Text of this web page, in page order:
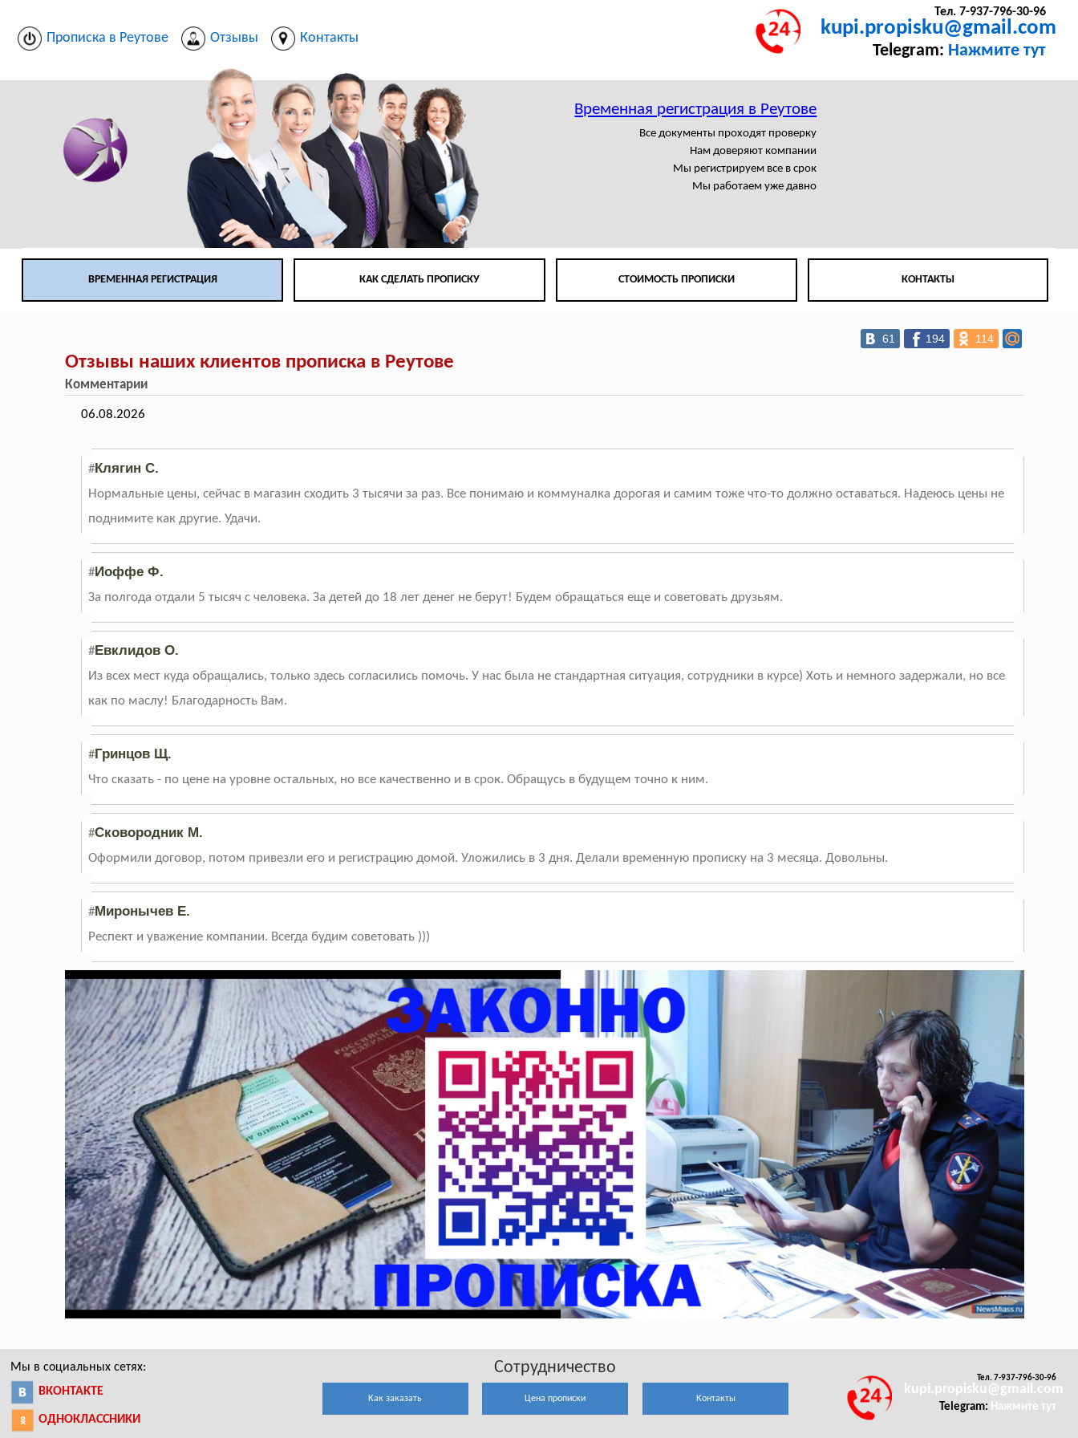
Прописка в Реутове Отзывы Контакты
Тел. 7-937-796-30-96
kupi.propisku@gmail.com
Telegram: Нажмите тут
Временная регистрация в Реутове
Все документы проходят проверку
Нам доверяют компании
Мы регистрируем все в срок
Мы работаем уже давно
ВРЕМЕННАЯ РЕГИСТРАЦИЯ КАК СДЕЛАТЬ ПРОПИСКУ СТОИМОСТЬ ПРОПИСКИ КОНТАКТЫ
61 194 114
Отзывы наших клиентов прописка в Реутове
Комментарии
06.08.2026
#Клягин С.
Нормальные цены, сейчас в магазин сходить 3 тысячи за раз. Все понимаю и коммуналка дорогая и самим тоже что-то должно оставаться. Надеюсь цены не
поднимите как другие. Удачи.
#Иоффе Ф.
За полгода отдали 5 тысяч с человека. За детей до 18 лет денег не берут! Будем обращаться еще и советовать друзьям.
#Евклидов О.
Из всех мест куда обращались, только здесь согласились помочь. У нас была не стандартная ситуация, сотрудники в курсе) Хоть и немного задержали, но все
как по маслу! Благодарность Вам.
#Гринцов Щ.
Что сказать - по цене на уровне остальных, но все качественно и в срок. Обращусь в будущем точно к ним.
#Сковородник М.
Оформили договор, потом привезли его и регистрацию домой. Уложились в 3 дня. Делали временную прописку на 3 месяца. Довольны.
#Миронычев Е.
Респект и уважение компании. Всегда будим советовать )))
Мы в социальных сетях:
ВКОНТАКТЕ
ОДНОКЛАССНИКИ
Сотрудничество
Как заказать Цена прописки Контакты
Тел. 7-937-796-30-96
kupi.propisku@gmail.com
Telegram: Нажмите тут